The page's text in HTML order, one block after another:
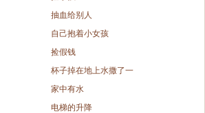
抽血给别人
自己抱着小女孩
捡假钱
杯子掉在地上水撒了一
家中有水
电梯的升降